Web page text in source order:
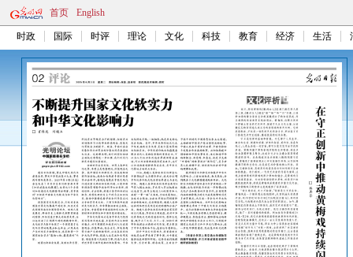
首页 English
时政 国际 时评 理论 文化 科技 教育 经济 生活